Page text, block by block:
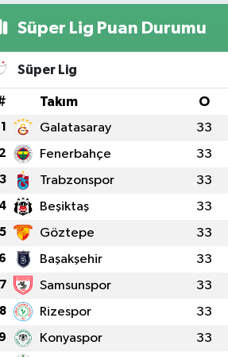
Süper Lig Puan Durumu
Süper Lig
Takım O
1 Galatasaray 33
2 Fenerbahçe 33
3 Trabzonspor 33
4 Beşiktaş 33
5 Göztepe 33
6 Başakşehir 33
7 Samsunspor 33
8 Rizespor 33
9 Konyaspor 33